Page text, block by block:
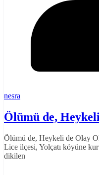
nesra
Ölümü de,
Ölümü de, Heykeli de Olay
Lice ilçesi, Yolçatı köyüne
dikilen